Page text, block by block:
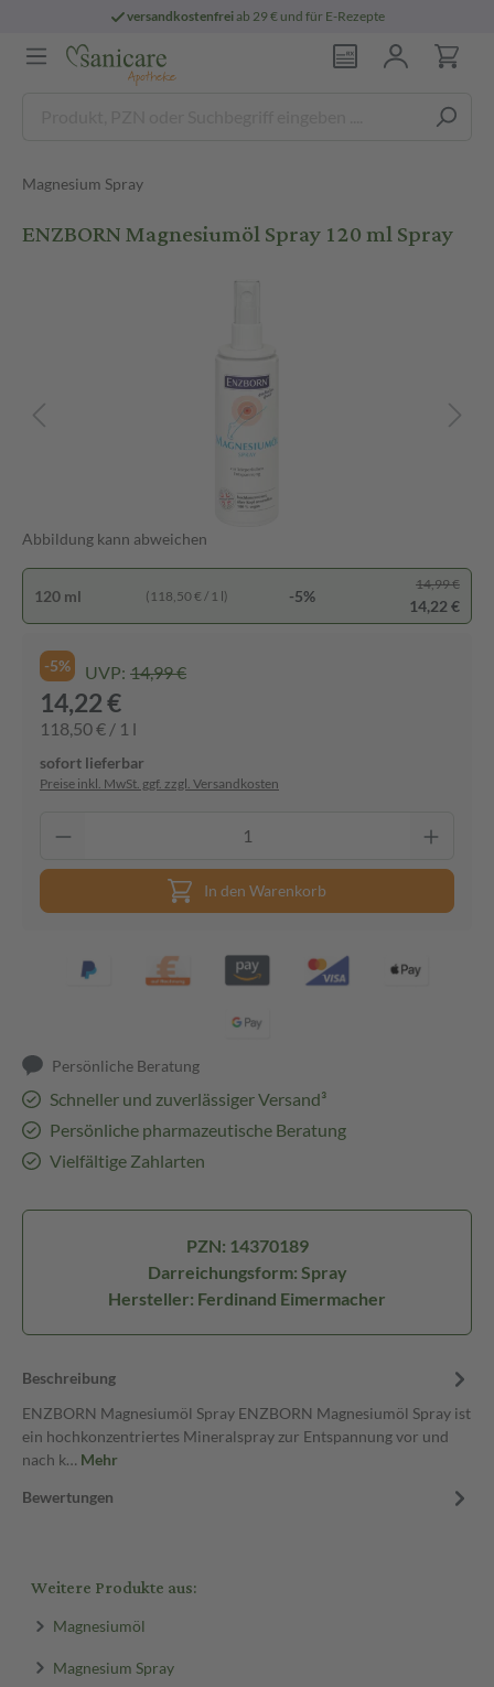
versandkostenfreiab 29 € und für E-Rezepte
Magnesium Spray
ENZBORN Magnesiumöl Spray 120 ml Spray
Abbildung kann abweichen
120 ml (118,50 € / 1 l) -5%
14,99 €
14,22 €
-5% UVP: 14,99 €
14,22 €
118,50 € / 1 l
sofort lieferbar
Preise inkl. MwSt. ggf. zzgl. Versandkosten
In den Warenkorb
Persönliche Beratung
Schneller und zuverlässiger Versand³
Persönliche pharmazeutische Beratung
Vielfältige Zahlarten
PZN: 14370189
Darreichungsform: Spray
Hersteller: Ferdinand Eimermacher
Beschreibung
ENZBORN Magnesiumöl Spray ENZBORN Magnesiumöl Spray ist
ein hochkonzentriertes Mineralspray zur Entspannung vor und
nach k… Mehr
Bewertungen
Weitere Produkte aus:
Magnesiumöl
Magnesium Spray